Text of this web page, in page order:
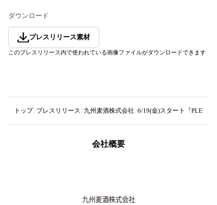
ダウンロード
プレスリリース素材
このプレスリリース内で使われている画像ファイルがダウンロードできます
トップ プレスリリース 九州麦酒株式会社 6/19(金)スタート『
会社概要